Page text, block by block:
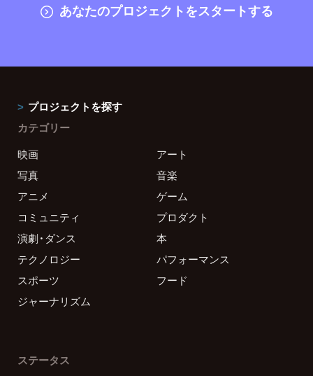
あなたのプロジェクトをスタートする
プロジェクトを探す
カテゴリー
映画
アート
写真
音楽
アニメ
ゲーム
コミュニティ
プロダクト
演劇・ダンス
本
テクノロジー
パフォーマンス
スポーツ
フード
ジャーナリズム
ステータス